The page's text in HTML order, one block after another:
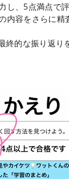
し、5点満点で
内容をさらに
終的な振り返り